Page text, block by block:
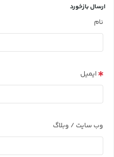
ارسال بازخورد
نام
ایمیل
وب سایت / وبلاگ